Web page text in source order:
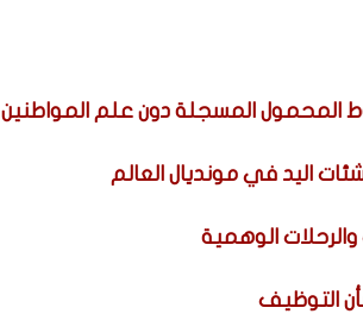
المحمول المسجلة دون علم المواطنين
اليد في مونديال العالم
التوظيف